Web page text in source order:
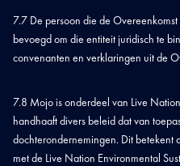
7.7 De persoon die de
bevoegd om die entiteit juridisch te
convenanten en verklaringen uit de
7.8 Mojo is onderdeel van Live
handhaaft divers beleid dat van
dochterondernemingen. Dit betekent
met de Live Nation Environmental